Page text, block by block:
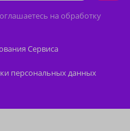
на обработку
Сервиса
персональных данных